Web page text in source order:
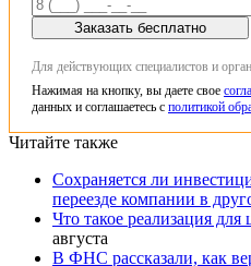
Заказать бесплатно
Для действующих специалистов и
Нажимая на кнопку, вы даете свое
данных и соглашаетесь с политикой
Читайте также
Сохраняется ли
переезде компании в
Что такое реализация
августа
В ФНС рассказали, как